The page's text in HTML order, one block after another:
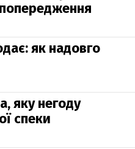
як надовго
яку негоду
спеки